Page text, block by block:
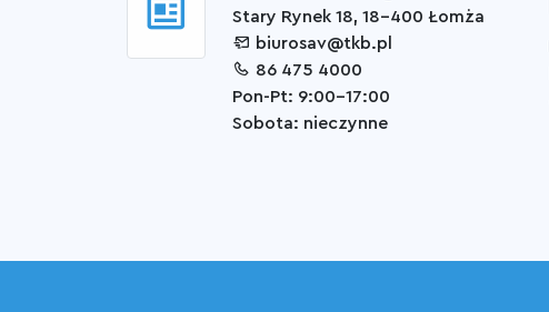
Stary Rynek 18, 18-400 Łomża
biurosav@tkb.pl
86 475 4000
Pon-Pt: 9:00-17:00
Sobota: nieczynne